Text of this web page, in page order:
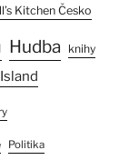
Kitchen Česko
Hudba knihy
Politika